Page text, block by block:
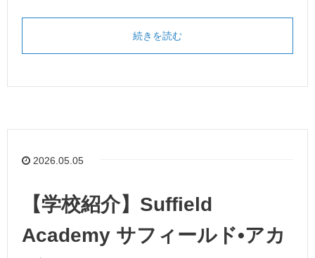
続きを読む
2026.05.05
【学校紹介】Suffield
Academy サフィールド•アカ